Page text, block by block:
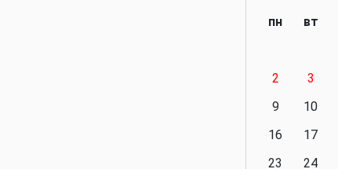
Политика
пн вт
2
3
9
10
16
17
23
24